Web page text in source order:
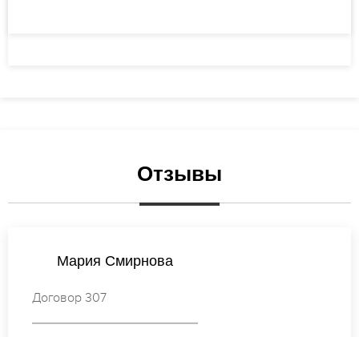
Отзывы
Ирина Кузнецова
Договор 293